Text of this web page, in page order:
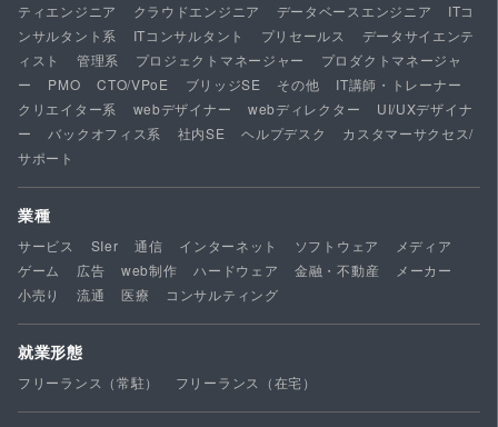
ティエンジニア
クラウドエンジニア データベースエンジニア
ITコ
ンサルタント系
ITコンサルタント プリセールス
データサイエンテ
ィスト
管理系 プロジェクトマネージャー
プロダクトマネージャ
ー
PMO CTO/VPoE ブリッジSE その他
IT講師・トレーナー
クリエイター系
webデザイナー webディレクター
UI/UXデザイナ
ー
バックオフィス系 社内SE ヘルプデスク
カスタマーサクセス/
サポート
業種
サービス SIer 通信 インターネット ソフトウェア
メディア
ゲーム
広告 web制作 ハードウェア 金融・不動産
メーカー
小売り
流通 医療 コンサルティング
就業形態
フリーランス（常駐） フリーランス（在宅）